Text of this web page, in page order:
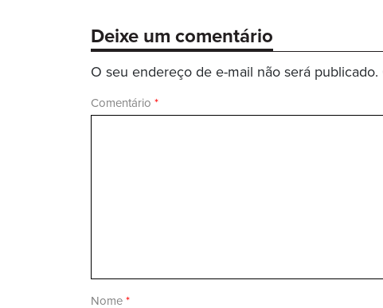
Deixe um comentário
O seu endereço de e-mail não será publicado.
Comentário *
Nome *